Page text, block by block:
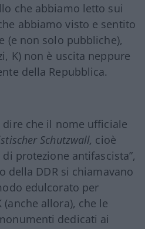
che abbiamo letto sui
abbiamo visto e sentito
(e non solo pubbliche),
K) non è uscita neppure
della Repubblica.
dire che il nome ufficiale
Schutzwall, cioè
protezione antifascista”,
della DDR si chiamavano
edulcorato per
allora), che le
dedicati ai